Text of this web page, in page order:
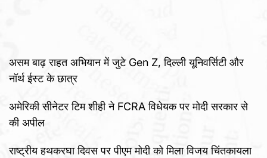
असम बाढ़ राहत अभियान में जुटे Gen Z, दिल्ली यूनिवर्सिटी और
नॉर्थ ईस्ट के छात्र
अमेरिकी सीनेटर टिम शीही ने FCRA विधेयक पर मोदी सरकार से
की अपील
राष्ट्रीय हथकरघा दिवस पर पीएम मोदी को मिला विजय चिंतकायला